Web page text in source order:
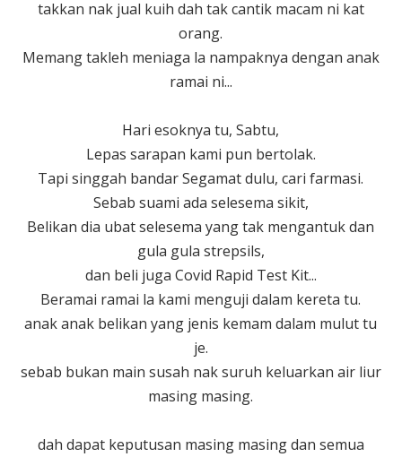
takkan nak jual kuih dah tak cantik macam ni kat
orang.
Memang takleh meniaga la nampaknya dengan anak
ramai ni...
Hari esoknya tu, Sabtu,
Lepas sarapan kami pun bertolak.
Tapi singgah bandar Segamat dulu, cari farmasi.
Sebab suami ada selesema sikit,
Belikan dia ubat selesema yang tak mengantuk dan
gula gula strepsils,
dan beli juga Covid Rapid Test Kit...
Beramai ramai la kami menguji dalam kereta tu.
anak anak belikan yang jenis kemam dalam mulut tu
je.
sebab bukan main susah nak suruh keluarkan air liur
masing masing.
dah dapat keputusan masing masing dan semua